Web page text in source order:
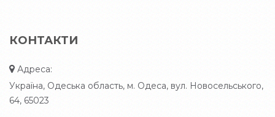
КОНТАКТИ
Адреса:
Україна, Одеська область, м. Одеса, вул. Новосельського,
64, 65023